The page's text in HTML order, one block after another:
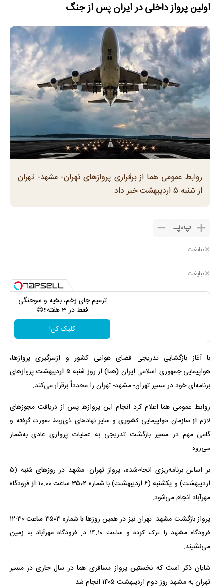
اولین پرواز داخلی در ایران پس از جنگ
روابط عمومی هما از برقراری پروازهای تهران- مشهد- تهران
از شنبه ۵ اردیبهشت‌ خبر داد.
پ،پـ
تبلیغات
تبلیغات
ترمیم جای زخم، بخیه و سوختگی
فقط در 3 هفته!!😍
کلیک کن!
با آغاز بازگشایی تدریجی فضای هوایی کشور و ازسرگیری پروازها،
هواپیمایی جمهوری اسلامی ایران (هما) از روز شنبه ۵ اردیبهشت‌ پروازهای
برنامه‌ای خود در مسیر تهران- مشهد- تهران را مجدداً برقرار می‌کند.
روابط عمومی هما اعلام کرد انجام این پروازها پس از دریافت مجوزهای
لازم از سازمان هواپیمایی کشوری و سایر نهادهای ذی‌ربط صورت گرفته و
گامی مهم در مسیر بازگشت تدریجی به عملیات پروازی عادی به‌شمار
می‌رود.
بر اساس برنامه‌ریزی انجام‌شده، پرواز تهران- مشهد در روزهای شنبه (۵
اردیبهشت) و یکشنبه (۶ اردیبهشت) با شماره ۳۵۰۲ ساعت ۱۰:۰۰ از فرودگاه
مهرآباد انجام می‌شود.
پرواز بازگشت مشهد- تهران نیز در همین روزها با شماره ۳۵۰۳ ساعت ۱۲:۳۰
فرودگاه مشهد را ترک کرده و ساعت ۱۴:۱۰ در فرودگاه مهرآباد به زمین
می‌نشیند.
شایان ذکر است که نخستین پرواز مسافری هما در سال جاری در مسیر
تهران به مشهد روز دوم اردیبهشت ۱۴۰۵ انجام شد.